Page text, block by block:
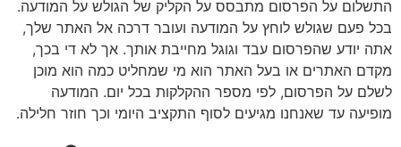
התשלום על הפרסום מתבסס על הקליק של הגולש על המודעה.
בכל פעם שגולש לוחץ על המודעה ועובר דרכה אל האתר שלך,
אתה יודע שהפרסום עבד וגוגל מחייבת אותך. אך לא די בכך,
מקדם האתרים או בעל האתר הוא מי שמחליט כמה הוא מוכן
לשלם על הפרסום, לפי מספר ההקלקות בכל יום. המודעה
מופיעה עד שאנחנו מגיעים לסוף התקציב היומי וכך חוזר חלילה.